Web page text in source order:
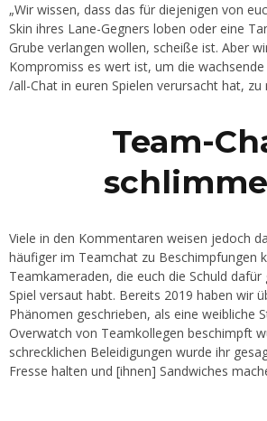
„Wir wissen, dass das für diejenigen von
Skin ihres Lane-Gegners loben oder eine
Grube verlangen wollen, scheiße ist. Aber
Kompromiss es wert ist, um die
/all-Chat in euren Spielen verursacht hat, zu
Team-
Viele in den Kommentaren weisen jedoch
häufiger im Teamchat zu Beschimpfungen
Teamkameraden, die euch die Schuld dafür
Spiel versaut habt. Bereits 2019 haben wir
Phänomen geschrieben, als eine weibliche
Overwatch von Teamkollegen beschimpft
schrecklichen Beleidigungen wurde ihr
Fresse halten und [ihnen] Sandwiches